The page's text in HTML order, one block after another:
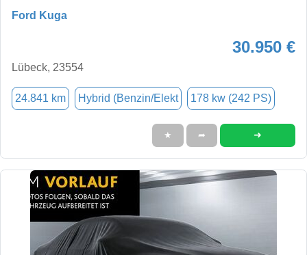
Ford Kuga
30.950 €
Lübeck, 23554
24.841 km Hybrid (Benzin/Elekt 178 kw (242 PS)
★ ➦ ➜